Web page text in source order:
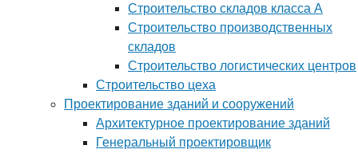
Строительство складов класса А
Строительство производственных
складов
Строительство логистических центров
Строительство цеха
Проектирование зданий и сооружений
Архитектурное проектирование зданий
Генеральный проектировщик